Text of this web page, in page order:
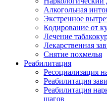
Алкогольная
Экстренное
Кодирование от
Лечение
Лекарственная
Снятие похмелья
Реабилитация
Ресоциализация
Реабилитация
Реабилитация
шагов